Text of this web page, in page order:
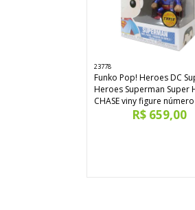
23778
Funko Pop! Heroes DC
Heroes Superman Super
CHASE viny figure
R$ 659,00